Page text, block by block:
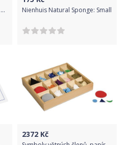
Barevné násobkové řetězy – umělé korálky volné Nienhuis Natural Sponge: Small
2372 Kč